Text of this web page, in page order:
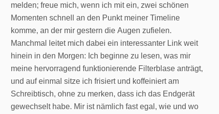
melden; freue mich, wenn ich mit ein, zwei schönen
Momenten schnell an den Punkt meiner Timeline
komme, an der mir gestern die Augen zufielen.
Manchmal leitet mich dabei ein interessanter Link weit
hinein in den Morgen: Ich beginne zu lesen, was mir
meine hervorragend funktionierende Filterblase anträgt,
und auf einmal sitze ich frisiert und koffeiniert am
Schreibtisch, ohne zu merken, dass ich das Endgerät
gewechselt habe. Mir ist nämlich fast egal, wie und wo